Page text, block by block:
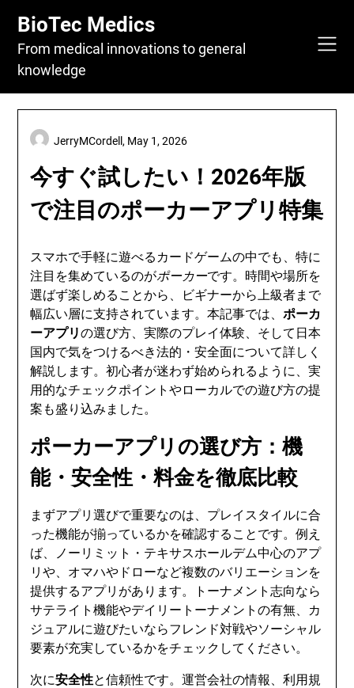
content
BioTec Medics
From medical innovations to general
knowledge
今すぐ試したい！2026年版
で注目のポーカーアプリ特集
JerryMCordell, May 1, 2026
スマホで手軽に遊べるカードゲームの中でも、特に
注目を集めているのがポーカーです。時間や場所を
選ばず楽しめることから、ビギナーから上級者まで
幅広い層に支持されています。本記事では、ポーカ
ーアプリの選び方、実際のプレイ体験、そして日本
国内で気をつけるべき法的・安全面について詳しく
解説します。初心者が迷わず始められるように、実
用的なチェックポイントやローカルでの遊び方の提
案も盛り込みました。
ポーカーアプリの選び方：機
能・安全性・料金を徹底比較
まずアプリ選びで重要なのは、プレイスタイルに合
った機能が揃っているかを確認することです。例え
ば、ノーリミット・テキサスホールデム中心のアプ
リや、オマハやドローなど複数のバリエーションを
提供するアプリがあります。トーナメント志向なら
サテライト機能やデイリートーナメントの有無、カ
ジュアルに遊びたいならフレンド対戦やソーシャル
要素が充実しているかをチェックしてください。
次に安全性と信頼性です。運営会社の情報、利用規